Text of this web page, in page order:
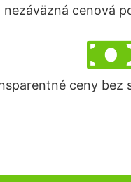
nezáväzná cenová
ceny bez